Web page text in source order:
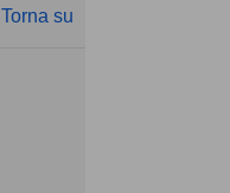
Torna su